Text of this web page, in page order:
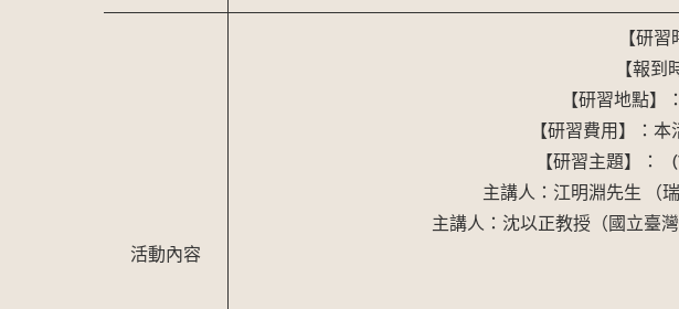
活動內容
【研
【報
【研習地點
【研習費用】：
【研習主題】：
主講人：江明淵先生 （瑞
主講人：沈以正教授（國立臺灣